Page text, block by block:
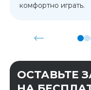
комфортно играть.
ОСТАВЬТЕ